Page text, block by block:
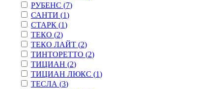
РУБЕНС (7)
САНТИ (1)
СТАРК (1)
ТЕКО (2)
ТЕКО ЛАЙТ (2)
ТИНТОРЕТТО (2)
ТИЦИАН (2)
ТИЦИАН ЛЮКС (1)
ТЕСЛА (3)